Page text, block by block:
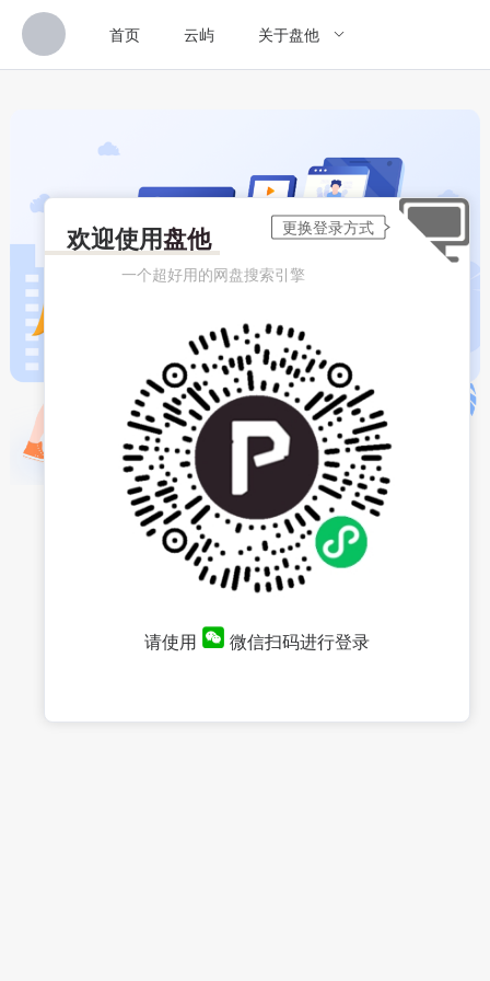
首页 云屿 关于盘他
欢迎使用盘他
一个超好用的网盘搜索引擎
请使用 微信扫码进行登录